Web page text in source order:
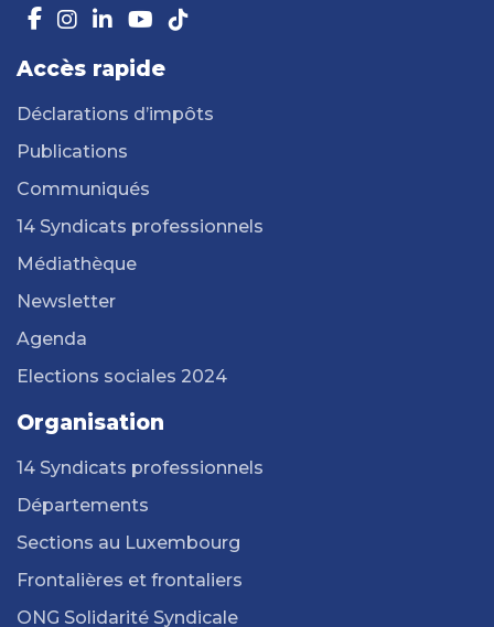
Accès rapide
Déclarations d’impôts
Publications
Communiqués
14 Syndicats professionnels
Médiathèque
Newsletter
Agenda
Elections sociales 2024
Organisation
14 Syndicats professionnels
Départements
Sections au Luxembourg
Frontalières et frontaliers
ONG Solidarité Syndicale